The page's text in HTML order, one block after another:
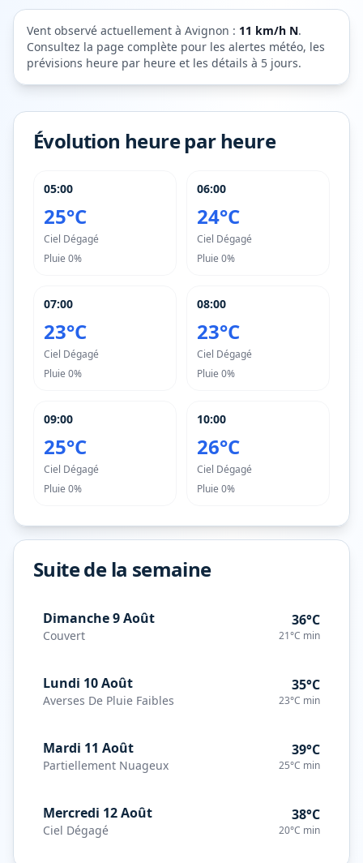
Vent observé actuellement à Avignon : 11 km/h N.
Consultez la page complète pour les alertes météo, les
prévisions heure par heure et les détails à 5 jours.
Évolution heure par heure
05:00
25°C
Ciel Dégagé
Pluie 0%
06:00
24°C
Ciel Dégagé
Pluie 0%
07:00
23°C
Ciel Dégagé
Pluie 0%
08:00
23°C
Ciel Dégagé
Pluie 0%
09:00
25°C
Ciel Dégagé
Pluie 0%
10:00
26°C
Ciel Dégagé
Pluie 0%
Suite de la semaine
Dimanche 9 Août
Couvert
36°C
21°C min
Lundi 10 Août
Averses De Pluie Faibles
35°C
23°C min
Mardi 11 Août
Partiellement Nuageux
39°C
25°C min
Mercredi 12 Août
Ciel Dégagé
38°C
20°C min